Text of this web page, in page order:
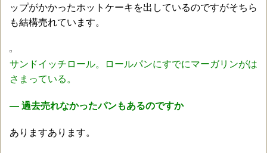
ップがかかったホットケーキを出しているのですがそちら
も結構売れています。
サンドイッチロール。ロールパンにすでにマーガリンがは
さまっている。
― 過去売れなかったパンもあるのですか
ありますあります。